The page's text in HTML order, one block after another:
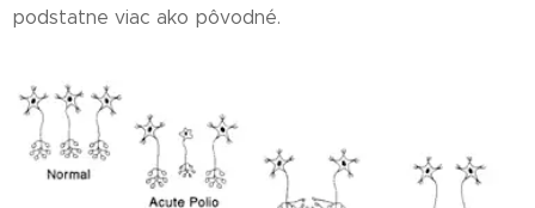
podstatne viac ako pôvodné.